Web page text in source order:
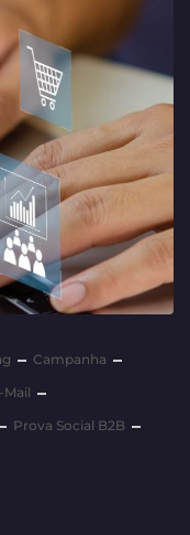
Campanha
Mail
Prova Social B2B